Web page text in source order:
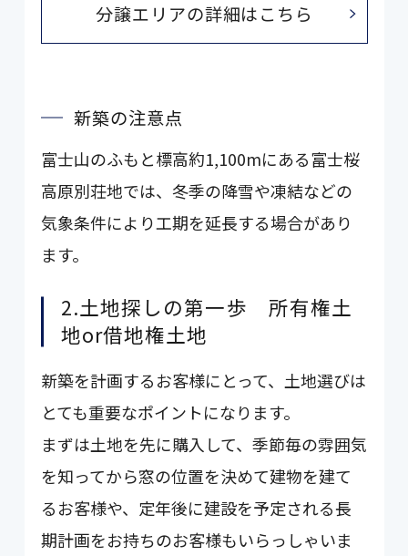
分譲エリアの詳細はこちら
新築の注意点
富士山のふもと標高約1,100mにある富士桜
高原別荘地では、冬季の降雪や凍結などの
気象条件により工期を延長する場合があり
ます。
2.土地探しの第一歩 所有権土
地or借地権土地
新築を計画するお客様にとって、土地選びは
とても重要なポイントになります。
まずは土地を先に購入して、季節毎の雰囲気
を知ってから窓の位置を決めて建物を建て
るお客様や、定年後に建設を予定される長
期計画をお持ちのお客様もいらっしゃいま